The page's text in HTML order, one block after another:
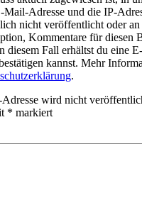
Mail-Adresse und die IP-
nicht veröffentlicht oder
Kommentare für diesen
diesem Fall erhältst du eine
kannst. Mehr
.
wird nicht
* markiert